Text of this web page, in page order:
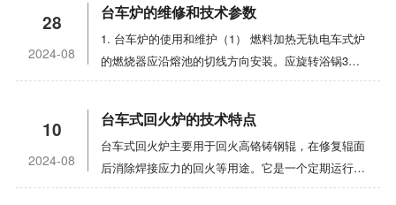
和控制器必须可靠接地。4. 使用前，请将温度计指
针调至零位。当使用补偿线和冷端补偿器时，将机械
零位调整到冷端补偿器的参考温度点。不要使用补偿
测点与热电偶冷端之间的温差。5. 检查接线后，将
要的工作温度，然后打开电源。打开电源开关。此
时，温度指示灯亮绿灯，继电器开始工作，电炉通
配有水冷系统。炉子在真空中烧结。炉子采用机械泵
和油扩散泵。同时，它有一个冷阱和一个细胞。该炉
具有体积小、温度场平衡、表面温度低、加热快、价
格优惠、节能等特点。是科研院所和工矿企业真空烧
合金材料、器件、钕铁硼磁性材料、钐钴磁性材料、
储氢合金、活性和难熔金属的真空烧结和时效处理。
该设备基于消化吸收国外设备的优势。改进了，改进
28
2024-08
台车炉的维修和技术参数
1. 台车炉的使用和维护（1） 燃料加热无轨电车式炉
的燃烧器应沿熔池的切线方向安装。应旋转浴锅30-
40°每一定时间（像每周），以防止浴锅局部过热和
炉板之间应使用耐火水泥或石棉垫片，防止熔盐进入
熔炉。不适宜用燃料加热硝酸盐炉，防止炉管燃烧后
炭黑与硝酸盐相互作用导致的爆炸。（3） 手推车式
炉底应设置盐孔，在发生事故时排放熔盐，并用适当
10
2024-08
台车式回火炉的技术特点
台车式回火炉主要用于回火高铬铸钢辊，在修复辊面
后消除焊接应力的回火等用途。它是一个定期运行的
节温炉。采用微机过程曲线自动温度控制柜，能够自